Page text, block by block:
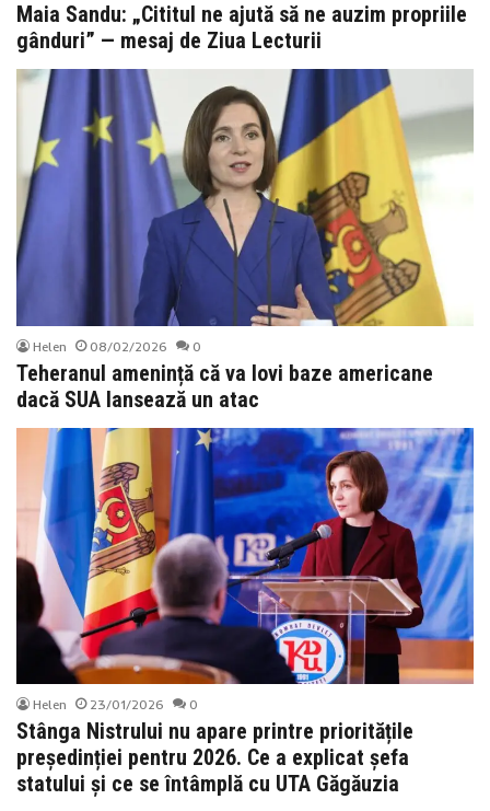
Maia Sandu: „Cititul ne ajută să ne auzim propriile
gânduri” — mesaj de Ziua Lecturii
Helen 08/02/2026 0
Teheranul amenință că va lovi baze americane
dacă SUA lansează un atac
Helen 23/01/2026 0
Stânga Nistrului nu apare printre prioritățile
președinției pentru 2026. Ce a explicat șefa
statului și ce se întâmplă cu UTA Găgăuzia